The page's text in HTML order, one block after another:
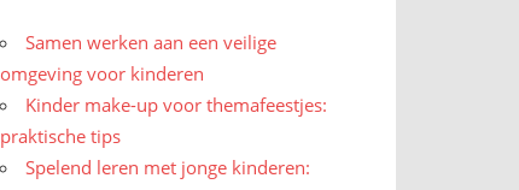
Samen werken aan een veilige
omgeving voor kinderen
Kinder make-up voor themafeestjes:
praktische tips
Spelend leren met jonge kinderen: